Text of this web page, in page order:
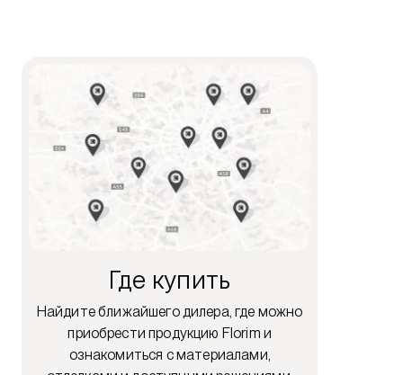
Где купить
Найдите ближайшего дилера, где можно
приобрести продукцию Florim и
ознакомиться с материалами,